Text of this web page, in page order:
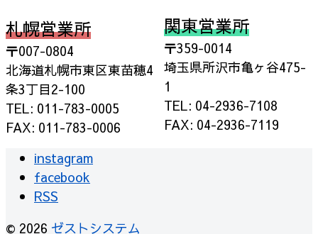
札幌営業所
〒007-0804
北海道札幌市東区東苗穂4
条3丁目2-100
TEL: 011-783-0005
FAX: 011-783-0006
関東営業所
〒359-0014
埼玉県所沢市亀ヶ谷475-
1
TEL: 04-2936-7108
FAX: 04-2936-7119
instagram
facebook
RSS
© 2026 ゼストシステム